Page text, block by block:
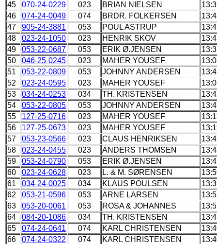
45
070-24-0229 023 BRIAN NIELSEN
46
074-24-0049 074 BRDR. FOLKERSEN
47
905-24-3881 053 POUL ASTRUP
48
023-24-1050 023 HENRIK SKOV
49
053-22-0687 053 ERIK Ø.JENSEN
50
046-25-0245 023 MAHER YOUSEF
51
053-22-0809 053 JOHNNY ANDERSEN
52
023-24-0595 023 MAHER YOUSEF
53
034-24-0253 034 TH. KRISTENSEN
54
053-22-0805 053 JOHNNY ANDERSEN
55
127-25-0716 023 MAHER YOUSEF
56
127-25-0673 023 MAHER YOUSEF
57
053-23-0566 023 CLAUS HENRIKSEN
58
023-24-0455 023 ANDERS THOMSEN
59
053-24-0790 053 ERIK Ø.JENSEN
60
023-24-0628 023 L. & M. SØRENSEN
61
034-24-0025 034 KLAUS POULSEN
62
053-21-0596 053 ARNE LARSEN
63
053-20-0061 053 ROSA & JOHANNES
64
084-20-1086 034 TH. KRISTENSEN
65
074-24-0641 074 KARL CHRISTENSEN
66
074-24-0322 074 KARL CHRISTENSEN